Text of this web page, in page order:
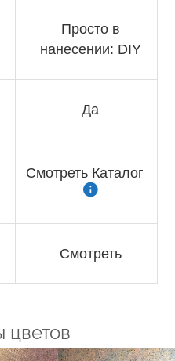
Просто в
нанесении: DIY
Да
Смотреть Каталог
Смотреть
цветов